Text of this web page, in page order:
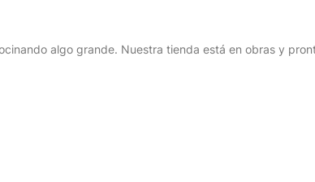
algo grande. Nuestra tienda está en obras y